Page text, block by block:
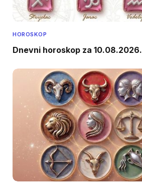
HOROSKOP
Dnevni horoskop za 10.08.2026.